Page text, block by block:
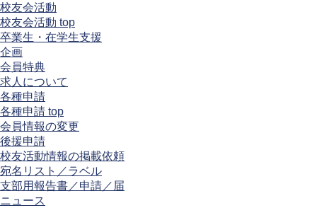
校友会活動
校友会活動 top
卒業生・在学生支援
企画
会員特典
求人について
各種申請
各種申請 top
会員情報の変更
後援申請
校友活動情報の掲載依頼
宛名リスト／ラベル
支部用報告書／申請／届
ニュース